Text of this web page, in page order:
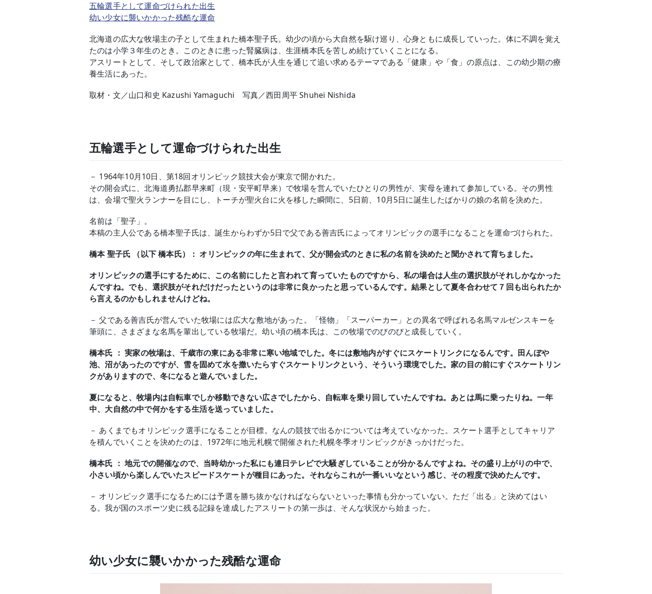
五輪選手として運命づけられた出生
幼い少女に襲いかかった残酷な運命
北海道の広大な牧場主の子として生まれた橋本聖子氏。幼少の頃から大自然を駆け巡り、心身ともに成長していった。体に不調を覚え
たのは小学３年生のとき。このときに患った腎臓病は、生涯橋本氏を苦しめ続けていくことになる。
アスリートとして、そして政治家として、橋本氏が人生を通じて追い求めるテーマである「健康」や「食」の原点は、この幼少期の療
養生活にあった。
取材・文／山口和史 Kazushi Yamaguchi 写真／西田周平 Shuhei Nishida
五輪選手として運命づけられた出生
－ 1964年10月10日、第18回オリンピック競技大会が東京で開かれた。
その開会式に、北海道勇払郡早来町（現・安平町早来）で牧場を営んでいたひとりの男性が、実母を連れて参加している。その男性
は、会場で聖火ランナーを目にし、トーチが聖火台に火を移した瞬間に、5日前、10月5日に誕生したばかりの娘の名前を決めた。
名前は「聖子」。
本稿の主人公である橋本聖子氏は、誕生からわずか5日で父である善吉氏によってオリンピックの選手になることを運命づけられた。
橋本 聖子氏 （以下 橋本氏）： オリンピックの年に生まれて、父が開会式のときに私の名前を決めたと聞かされて育ちました。
オリンピックの選手にするために、この名前にしたと言われて育っていたものですから、私の場合は人生の選択肢がそれしかなかった
んですね。でも、選択肢がそれだけだったというのは非常に良かったと思っているんです。結果として夏冬合わせて７回も出られたか
ら言えるのかもしれませんけどね。
－ 父である善吉氏が営んでいた牧場には広大な敷地があった。「怪物」「スーパーカー」との異名で呼ばれる名馬マルゼンスキーを
筆頭に、さまざまな名馬を輩出している牧場だ。幼い頃の橋本氏は、この牧場でのびのびと成長していく。
橋本氏 ： 実家の牧場は、千歳市の東にある非常に寒い地域でした。冬には敷地内がすぐにスケートリンクになるんです。田んぼや
池、沼があったのですが、雪を固めて水を撒いたらすぐスケートリンクという、そういう環境でした。家の目の前にすぐスケートリン
クがありますので、冬になると遊んでいました。
夏になると、牧場内は自転車でしか移動できない広さでしたから、自転車を乗り回していたんですね。あとは馬に乗ったりね。一年
中、大自然の中で何かをする生活を送っていました。
－ あくまでもオリンピック選手になることが目標。なんの競技で出るかについては考えていなかった。スケート選手としてキャリア
を積んでいくことを決めたのは、1972年に地元札幌で開催された札幌冬季オリンピックがきっかけだった。
橋本氏 ： 地元での開催なので、当時幼かった私にも連日テレビで大騒ぎしていることが分かるんですよね。その盛り上がりの中で、
小さい頃から楽しんでいたスピードスケートが種目にあった。それならこれが一番いいなという感じ、その程度で決めたんです。
－ オリンピック選手になるためには予選を勝ち抜かなければならないといった事情も分かっていない。ただ「出る」と決めてはい
る。我が国のスポーツ史に残る記録を達成したアスリートの第一歩は、そんな状況から始まった。
幼い少女に襲いかかった残酷な運命